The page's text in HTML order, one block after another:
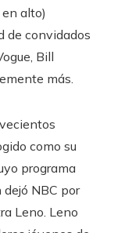
en alto)
de convidados
Bill
más.
como su
programa
NBC por
Leno. Leno